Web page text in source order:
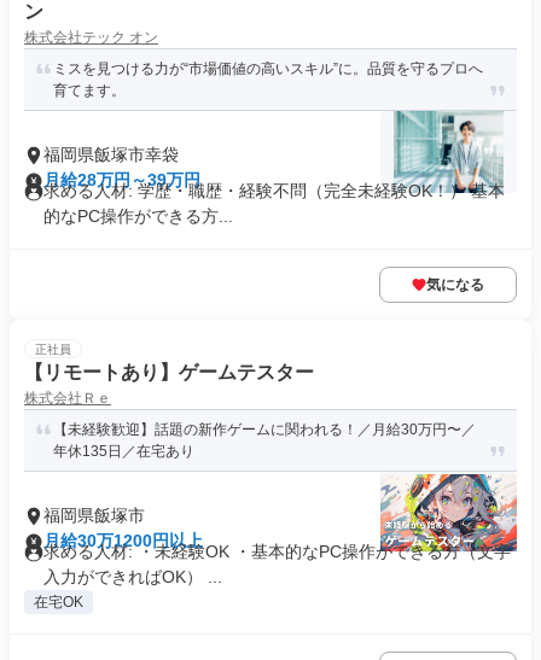
ン
株式会社テック オン
ミスを見つける力が“市場価値の高いスキル”に。品質を守るプロへ
育てます。
福岡県飯塚市幸袋
月給28万円～39万円
求める人材: 学歴・職歴・経験不問（完全未経験OK！） 基本
的なPC操作ができる方...
気になる
正社員
【リモートあり】ゲームテスター
株式会社Ｒｅ
【未経験歓迎】話題の新作ゲームに関われる！／月給30万円〜／
年休135日／在宅あり
福岡県飯塚市
月給30万1200円以上
求める人材: ・未経験OK ・基本的なPC操作ができる方（文字
入力ができればOK） ...
在宅OK